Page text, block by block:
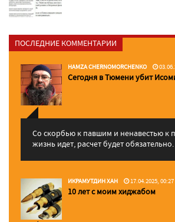
ПОСЛЕДНИЕ КОММЕНТАРИИ
HAMZA CHERNOMORCHENKO
Сегодня в Тюмени убит
Со скорбью к павшим и ненавестью к
жизнь идет, расчет будет обязательно.
ИКРАМУТДИН ХАН 17.04.2025, 00:27
10 лет с моим хиджабом